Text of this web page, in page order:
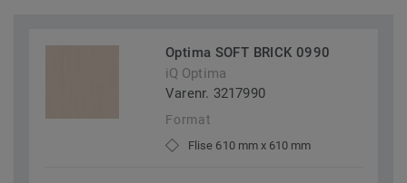
Optima SOFT BRICK 0990
iQ Optima
Varenr. 3217990
Format
Flise 610 mm x 610 mm